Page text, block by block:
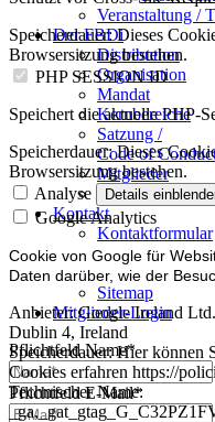
Veranstaltung /
Der FBDi
Distribution
Organisation
Mandat
Kernbereiche
Satzung /
Code of
Mitglieder
Mitglied werden
Kontakt
Kontaktformular
Impressum
Datenschutz
Sitemap
Mitglieder-Login
PflichtfeldName*
PflichtfeldE-Mail*
Speicherdauer:Dieses
Browsersitzung bestehen.
PHP SESSION ID
Speichert die aktuelle PHP-
Speicherdauer:Dieses
Browsersitzung bestehen.
Analyse
Details
Google Analytics
Cookie von Google für
Daten darüber, wie der
Anbieter:Google Ireland
Dublin 4, Ireland
Speicherdauer:Hier können
Cookies erfahren https://
Technischer Name: